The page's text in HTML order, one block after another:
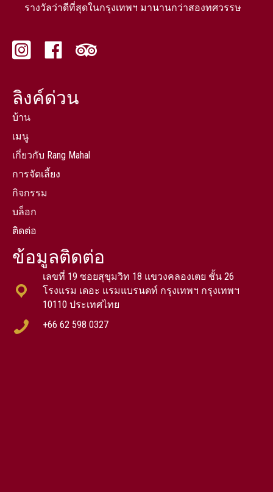
รางวัลว่าดีที่สุดในกรุงเทพฯ มานานกว่าสองทศวรรษ
ลิงค์ด่วน
บ้าน
เมนู
เกี่ยวกับ Rang Mahal
การจัดเลี้ยง
กิจกรรม
บล็อก
ติดต่อ
ข้อมูลติดต่อ
เลขที่ 19 ซอยสุขุมวิท 18 แขวงคลองเตย ชั้น 26
โรงแรม เดอะ แรมแบรนดท์ กรุงเทพฯ กรุงเทพฯ
10110 ประเทศไทย
+66 62 598 0327